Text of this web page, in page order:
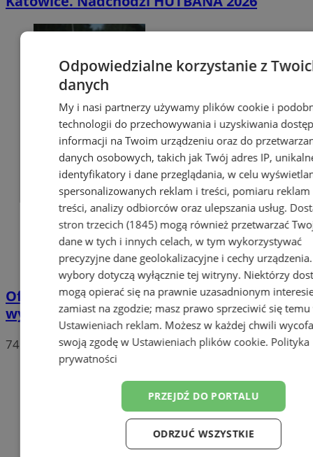
Oficjalne wyniki wyborów: W Chorzowie
wygrywa Rafał Trzaskowski!
74
Odpowiedzialne korzystanie z
danych
My i nasi partnerzy używamy plików cookie i
technologii do przechowywania i uzyskiwania
informacji na Twoim urządzeniu oraz do
danych osobowych, takich jak Twój adres IP,
identyfikatory i dane przeglądania, w celu
spersonalizowanych reklam i treści, pomiaru reklam
treści, analizy odbiorców oraz ulepszania usług.
stron trzecich (1845)mogą również przetwarzać
dane w tych i innych celach, w tym wykorzystywać
precyzyjne dane geolokalizacyjne i cechy
wybory dotyczą wyłącznie tej witryny. Niektórzy
mogą opierać się na prawnie uzasadnionym
zamiast na zgodzie; masz prawo sprzeciwić się temu
Ustawieniach reklam. Możesz w każdej chwili
swoją zgodę w Ustawieniach plików cookie. Polityka
prywatności
PRZEJDŹ DO PORTALU
ODRZUĆ WSZYSTKIE